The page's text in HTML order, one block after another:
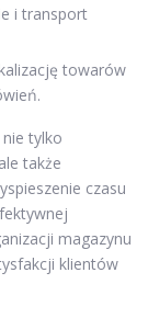
i transport
towarów
tylko
także
czasu
magazynu
klientów